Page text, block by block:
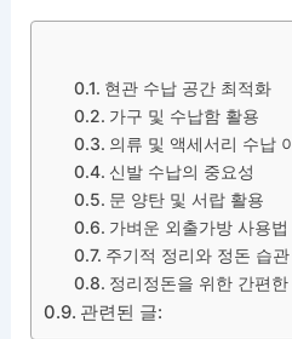
현관 수납 공간 최적화
가구 및 수납함 활용
의류 및 액세서리 수납
신발 수납의 중요성
문 양탄 및 서랍 활용
가벼운 외출가방 사용법
주기적 정리와 정돈 습관
정리정돈을 위한 간편
관련된 글: